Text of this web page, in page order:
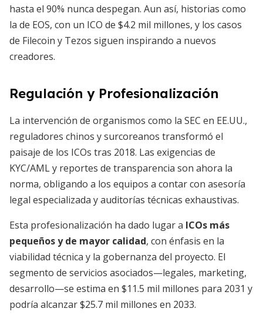
hasta el 90% nunca despegan. Aun así, historias como
la de EOS, con un ICO de $4.2 mil millones, y los casos
de Filecoin y Tezos siguen inspirando a nuevos
creadores.
Regulación y Profesionalización
La intervención de organismos como la SEC en EE.UU.,
reguladores chinos y surcoreanos transformó el
paisaje de los ICOs tras 2018. Las exigencias de
KYC/AML y reportes de transparencia son ahora la
norma, obligando a los equipos a contar con asesoría
legal especializada y auditorías técnicas exhaustivas.
Esta profesionalización ha dado lugar a ICOs más
pequeños y de mayor calidad, con énfasis en la
viabilidad técnica y la gobernanza del proyecto. El
segmento de servicios asociados—legales, marketing,
desarrollo—se estima en $11.5 mil millones para 2031 y
podría alcanzar $25.7 mil millones en 2033.